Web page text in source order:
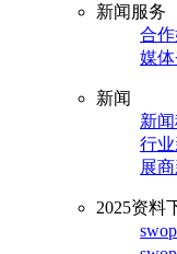
新闻服务
合
媒
新闻
新
行
展
2025资料